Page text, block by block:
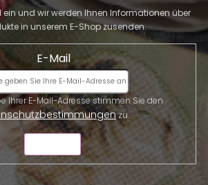
ein und wir werden Ihnen Informationen über
in unserem E-Shop zusenden.
E-Mail
zu.